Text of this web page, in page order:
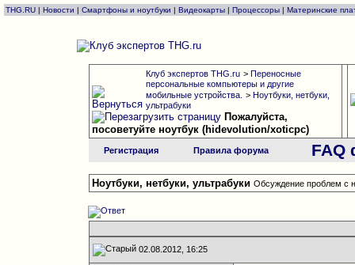
THG.RU | Новости | Смартфоны и ноутбуки | Видеокарты | Процессоры | Материнские
Клуб экспертов THG.ru > Переносные
персональные компьютеры и другие
мобильные устройства. > Ноутбуки, нетбуки,
ультрабуки
Пожалуйста,
посоветуйте ноутбук (hidevolution/xoticpc)
Регистрация Правила форума FAQ
Ноутбуки, нетбуки, ультрабуки Обсуждение проблем с
02.08.2012, 16:25